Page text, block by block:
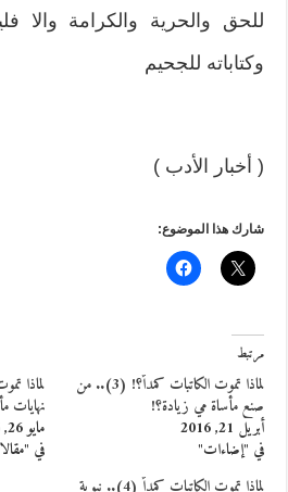
للحق والحرية والكرامة والا
وكتاباته للجحيم
( أخبار الأدب )
شارك هذا الموضوع:
مرتبط
‬لماذا تموت الكاتبات كمداً؟‮! (3).. من
صنع مأساة مي زيادة؟!
أبريل 21, 2016
في "إضاءات"
نهايات
مايو 26, 2016
في